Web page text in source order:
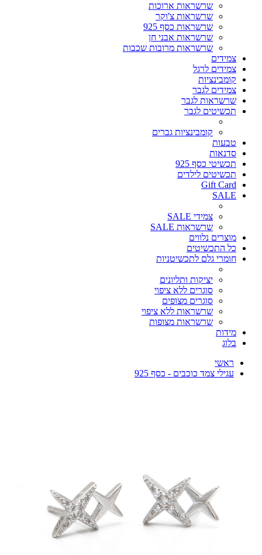
שרשראות ארוכות
שרשראות צ'וקר
שרשראות כסף 925
שרשראות אבני חן
שרשראות מרובות שכבות
צמידים
צמידים לרגל
קומבינציות
צמידים לגבר
שרשראות לגבר
תכשיטים לגבר
קומבינציות גברים
טבעות
סדנאות
תכשיטי כסף 925
תכשיטים לילדים
Gift Card
SALE
צמידי SALE
שרשראות SALE
מוצרים נלווים
כל התכשיטים
חומרי גלם לתכשיטניות
יציקות ותליונים
סוגרים ללא ציפוי
סוגרים מצופים
שרשראות ללא ציפוי
שרשראות מצופות
מידות
בלוג
ראשי
עגילי צמד כוכבים - כסף 925